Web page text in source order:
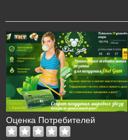
Оценка Потребителей